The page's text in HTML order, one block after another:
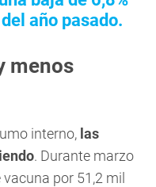
año pasado.
menos
interno, las
. Durante marzo
por 51,2 mil